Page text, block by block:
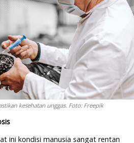
kesehatan unggas. Foto: Freepik
ini kondisi manusia sangat rentan